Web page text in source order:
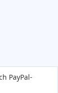
PayPal-